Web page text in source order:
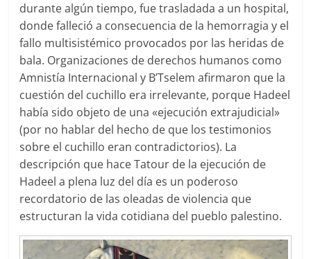
durante algún tiempo, fue trasladada a un hospital,
donde falleció a consecuencia de la hemorragia y el
fallo multisistémico provocados por las heridas de
bala. Organizaciones de derechos humanos como
Amnistía Internacional y B’Tselem afirmaron que la
cuestión del cuchillo era irrelevante, porque Hadeel
había sido objeto de una «ejecución extrajudicial»
(por no hablar del hecho de que los testimonios
sobre el cuchillo eran contradictorios). La
descripción que hace Tatour de la ejecución de
Hadeel a plena luz del día es un poderoso
recordatorio de las oleadas de violencia que
estructuran la vida cotidiana del pueblo palestino.